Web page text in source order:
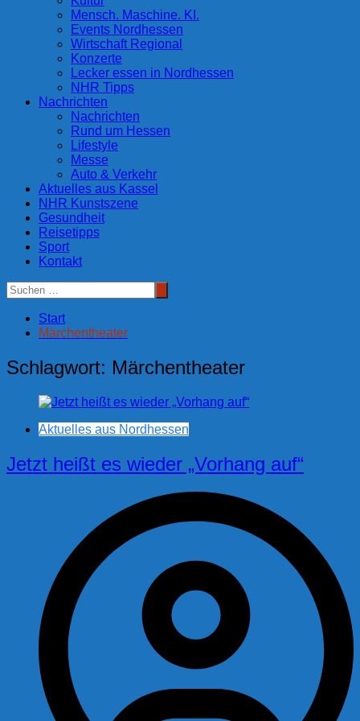
Mensch. Maschine. KI.
Events Nordhessen
Wirtschaft Regional
Konzerte
Lecker essen in Nordhessen
NHR Tipps
Nachrichten
Nachrichten
Rund um Hessen
Lifestyle
Messe
Auto & Verkehr
Aktuelles aus Kassel
NHR Kunstszene
Gesundheit
Reisetipps
Sport
Kontakt
Start
Märchentheater
Schlagwort: Märchentheater
Aktuelles aus Nordhessen
Jetzt heißt es wieder „Vorhang auf“